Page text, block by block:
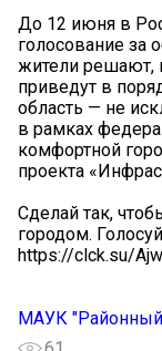
До 12 июня в
голосование за
жители решают,
приведут в
область — не
в рамках
комфортной
проекта
Сделай так,
городом.
https://clck.su/
МАУК